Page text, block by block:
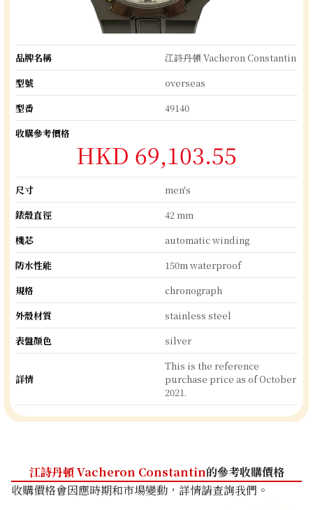
品牌名稱
江詩丹頓 Vacheron Constantin
型號
overseas
型番
49140
收購參考價格
HKD 69,103.55
尺寸
men's
錶殼直徑
42 mm
機芯
automatic winding
防水性能
150m waterproof
規格
chronograph
外殼材質
stainless steel
表盤顏色
silver
詳情
This is the reference
purchase price as of October
2021.
江詩丹頓 Vacheron Constantin的參考收購價格
收購價格會因應時期和市場變動，詳情請查詢我們。